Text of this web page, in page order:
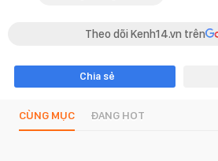
Theo dõi Kenh14.vn trên
Chia sẻ
CÙNG MỤC ĐANG HOT